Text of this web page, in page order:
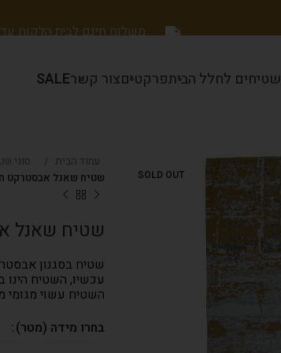
משלוח חינם לבית הלקוח עד 5
שטיחים לחלל הביתפרקטיםצור קשרSALE
SOLD OUT
עמוד הבית סוגי
שטיח שאנל אבסטרקט
שטיח שאנל
שטיח בסגנון
עכשיו, השטיח הינו
השטיח עשוי מגומי
בחרו מידה (מטר)